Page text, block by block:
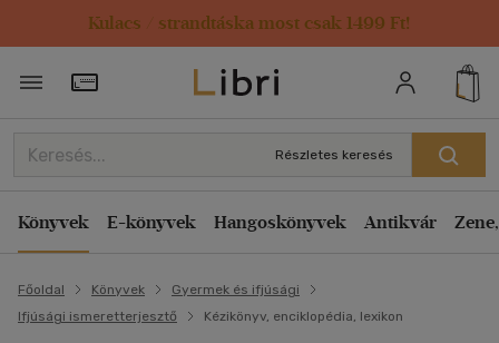
Kulacs / strandtáska most csak 1499 Ft!
Törzsvásárlói Kártya adatai
Részletes keresés
Könyvek E-könyvek Hangoskönyvek Antikvár
Főoldal Könyvek
Gyermek és ifjúsági
Ifjúsági ismeretterjesztő
Kézikönyv, enciklopédia, lexikon